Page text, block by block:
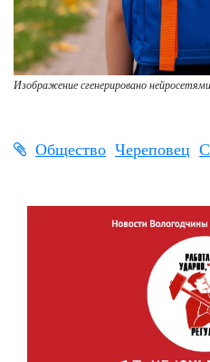
Изображение сгенерировано нейросетями
Общество Череповец